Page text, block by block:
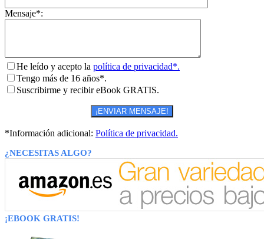
Mensaje*:
He leído y acepto la política de privacidad*.
Tengo más de 16 años*.
Suscribirme y recibir eBook GRATIS.
*Información adicional: Política de privacidad.
¿NECESITAS ALGO?
¡EBOOK GRATIS!